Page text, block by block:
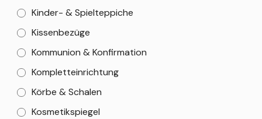
Kinder- & Spielteppiche
Kissenbezüge
Kommunion & Konfirmation
Kompletteinrichtung
Körbe & Schalen
Kosmetikspiegel